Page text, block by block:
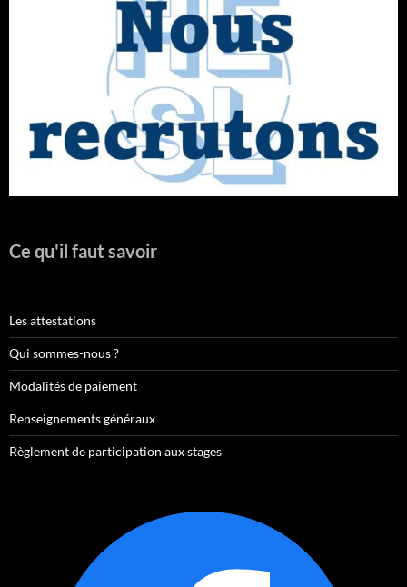
Ce qu'il faut savoir
Les attestations
Qui sommes-nous ?
Modalités de paiement
Renseignements généraux
Règlement de participation aux stages